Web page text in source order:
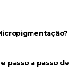
passo a passo de